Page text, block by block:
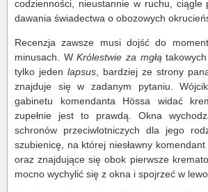
codzienności, nieustannie w ruchu, ciągle
dawania świadectwa o obozowych
Recenzja zawsze musi dojść do
minusach. WKrólestwie za mgłą
tylko jeden lapsus , bardziej ze strony
znajduje się w zadanym pytaniu.
gabinetu komendanta Hössa widać
zupełnie jest to prawdą. Okna
schronów przeciwlotniczych dla jego
szubienicę, na której niesławny komendant
oraz znajdujące się obok pierwsze
mocno wychylić się z okna i spojrzeć w lewo.